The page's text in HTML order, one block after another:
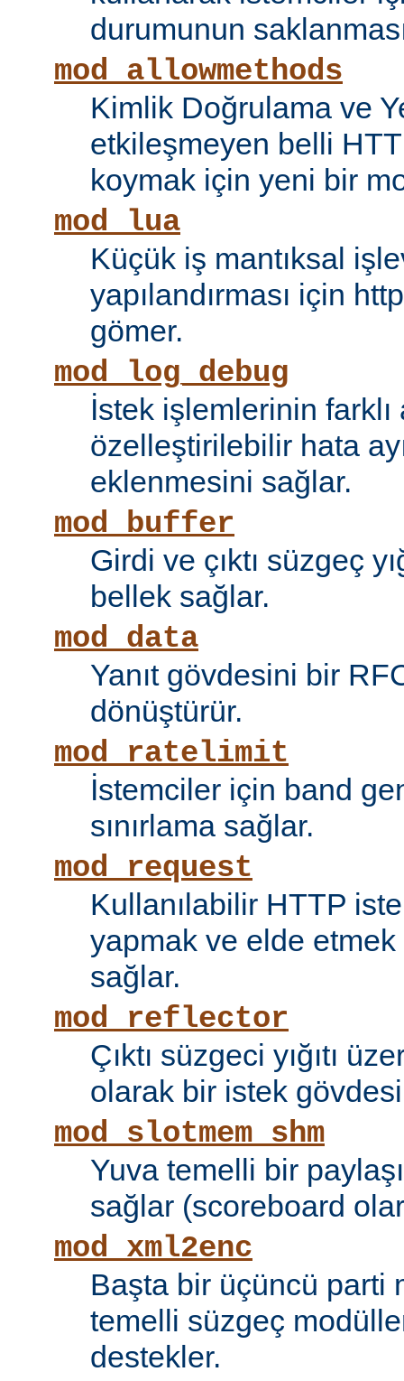
durumunun
mod_allowmethods
Kimlik Doğrulama ve
etkileşmeyen belli
koymak için yeni bir
mod_lua
Küçük iş mantıksal
yapılandırması için
gömer.
mod_log_debug
İstek işlemlerinin farklı
özelleştirilebilir hata
eklenmesini sağlar.
mod_buffer
Girdi ve çıktı süzgeç
bellek sağlar.
mod_data
Yanıt gövdesini bir
dönüştürür.
mod_ratelimit
İstemciler için band
sınırlama sağlar.
mod_request
Kullanılabilir HTTP
yapmak ve elde
sağlar.
mod_reflector
Çıktı süzgeci yığıtı
olarak bir istek
mod_slotmem_shm
Yuva temelli bir
sağlar (scoreboard
mod_xml2enc
Başta bir üçüncü parti
temelli süzgeç
destekler.